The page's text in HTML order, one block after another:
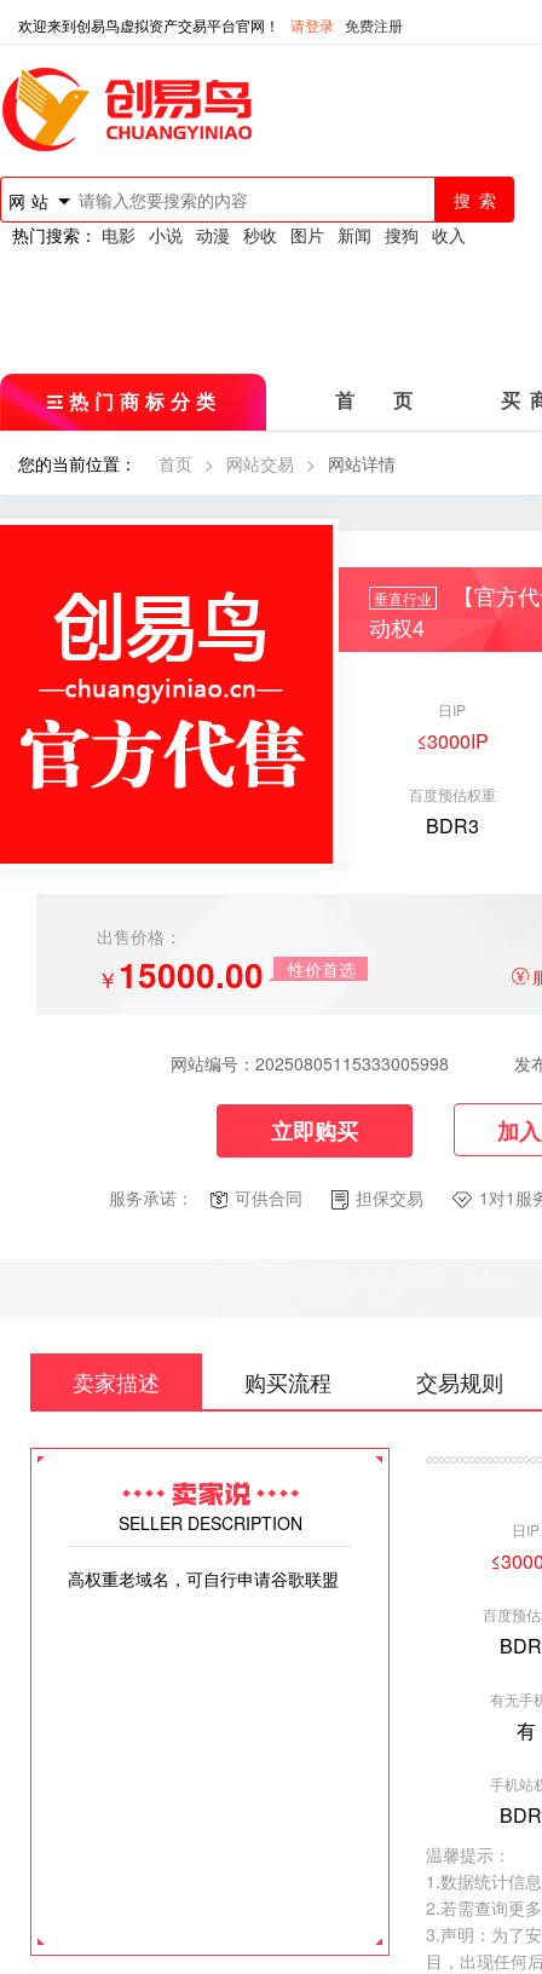
欢迎来到创易鸟虚拟资产交易平台官网！ 请登录 免费注册
网站
热门搜索： 电影 小说 动漫 秒收 图片 新闻 搜狗 收入
热门商标分类 首 页 买
您的当前位置： 首页 > 网站交易 > 网站详情
垂直行业
【官方
动权4
日IP
≤3000IP
百度预估权重
BDR3
出售价格：
￥15000.00 性价首选
网站编号： 20250805115333005998 发
立即购买 加
服务承诺： 可供合同 担保交易 1对1服
卖家描述 购买流程 交易规则
SELLER DESCRIPTION
高权重老域名，可自行申请谷歌联盟
日IP
百度预
有无手
有
手机站
温馨提示：
1.数据统计信
2.若需查询更
3.声明：为了
目，出现任何
权重:BDR0
去看看 >